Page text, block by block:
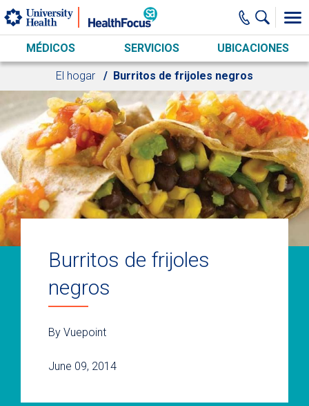
Skip to main content
MÉDICOS SERVICIOS UBICACIONES
El hogar Burritos de frijoles negros
Burritos de frijoles
negros
By Vuepoint
June 09, 2014